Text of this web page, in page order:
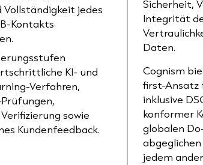
jedes
Kontakts
KI- und
Verfahren,
sowie
Kundenfeedback.
Sicherheit,
Integrität
Daten.
Cognism
first-Ansatz
inklusive
konformer
globalen
jedem